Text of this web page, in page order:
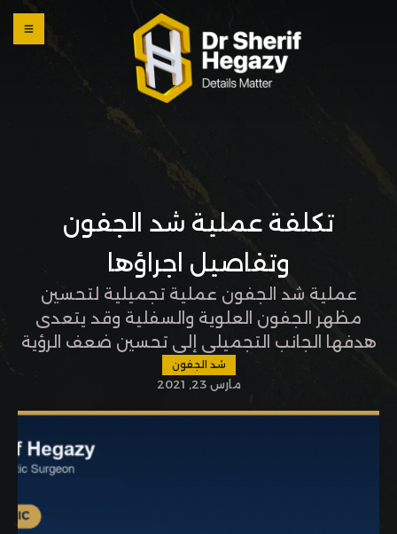
تكلفة عملية شد الجفون
وتفاصيل اجراؤها
عملية شد الجفون عملية تجميلية لتحسين
مظهر الجفون العلوية والسفلية وقد يتعدى
هدفها الجانب التجميلي إلى تحسين ضعف الرؤية
الناتج عن ترهل الجفون العلوي. للتعرف على
العملية أكثر وكم تبلغ تكلفة جراحة شد الجفون
يمكنكم متابعة المقال التالي: عملية شد الجفون
عملية شد الجفون وسيلة فعالة للتخلص من
ترهل الجفون ومواجهة علامات الشيخوخة التي
شد الجفون
مارس 23, 2021